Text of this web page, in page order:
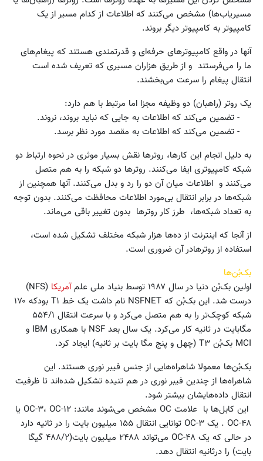
مسیریاب‌ها) مشخص می‌کنند که اطلاعات از کدام مسیر از یک
کامپیوتر به کامپیوتر دیگر بروند.
آنها در واقع کامپیوترهای حرفه‌ای و قدرتمندی هستند که پیغام‌های
ما را می‌فرستند و از طریق هزاران مسیری که تعریف شده است
انتقال پیغام را سرعت می‌بخشند.
یک روتر (راهبان) دو وظیفه مجزا اما مرتبط با هم دارد:
- تضمین می‌کند که اطلاعات به جایی که نباید بروند، نروند.
- تضمین می‌کند که اطلاعات به مقصد مورد نظر برسد.
به دلیل انجام این کارها، روترها نقش بسیار موثری در نحوه ارتباط دو
شبکه کامپیوتری ایفا می‌کنند. روترها دو شبکه را به هم متصل
می‌کنند و اطلاعات میان آن دو را رد و بدل می‌کنند. آنها همچنین از
شبکه‌ها در برابر انتقال بی‌مورد اطلاعات محافظت می‌کنند. بدون توجه
به تعداد شبکه‌ها، ‌ طرز کار روترها بدون تغییر باقی می‌ماند.
از آنجا که اینترنت از ده‌ها هزار شبکه مختلف تشکیل شده است،
استفاده از روترهادر آن ضروری است.
بک‌بُن‌ها
اولین بک‌بُن دنیا در سال ۱۹۸۷ توسط بنیاد ملی علم
آمریکا
(NFS)
درست شد. این بک‌بُن که NSFNET نام داشت یک خط T۱ بودکه ۱۷۰
شبکه کوچک‌تر را به هم متصل می‌کرد و با سرعت انتقال ۵۵۴/۱
مگابایت در ثانیه کار می‌کرد. یک سال بعد NSF با همکاری IBM و
MCI بک‌بُن T۳ (چهل و پنج مگا بایت بر ثانیه) ایجاد کرد.
بک‌بُن‌ها معمولا شاهراه‌هایی از جنس فیبر نوری هستند. این
شاهراه‌ها از چندین فیبر نوری در هم تنیده تشکیل شده‌اند تا ظرفیت
انتقال داده‌هایشان بیشتر شود.
این کابل‌ها با علامت OC مشخص می‌شوند مانند: OC-۳، OC-۱۲ یا
OC-۴۸ . یک OC-۳ توانایی انتقال ۱۵۵ میلیون بایت را در ثانیه دارد
در حالی که یک OC-۴۸ می‌تواند ۲۴۸۸ میلیون بایت(۴۸۸/۲ گیگا
بایت) را درثانیه انتقال دهد.